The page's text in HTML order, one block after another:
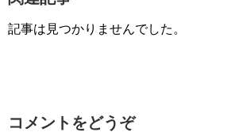
記事は見つかりませんでした。
コメントをどうぞ